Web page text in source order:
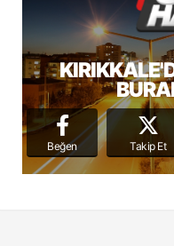
Beğen Takip Et